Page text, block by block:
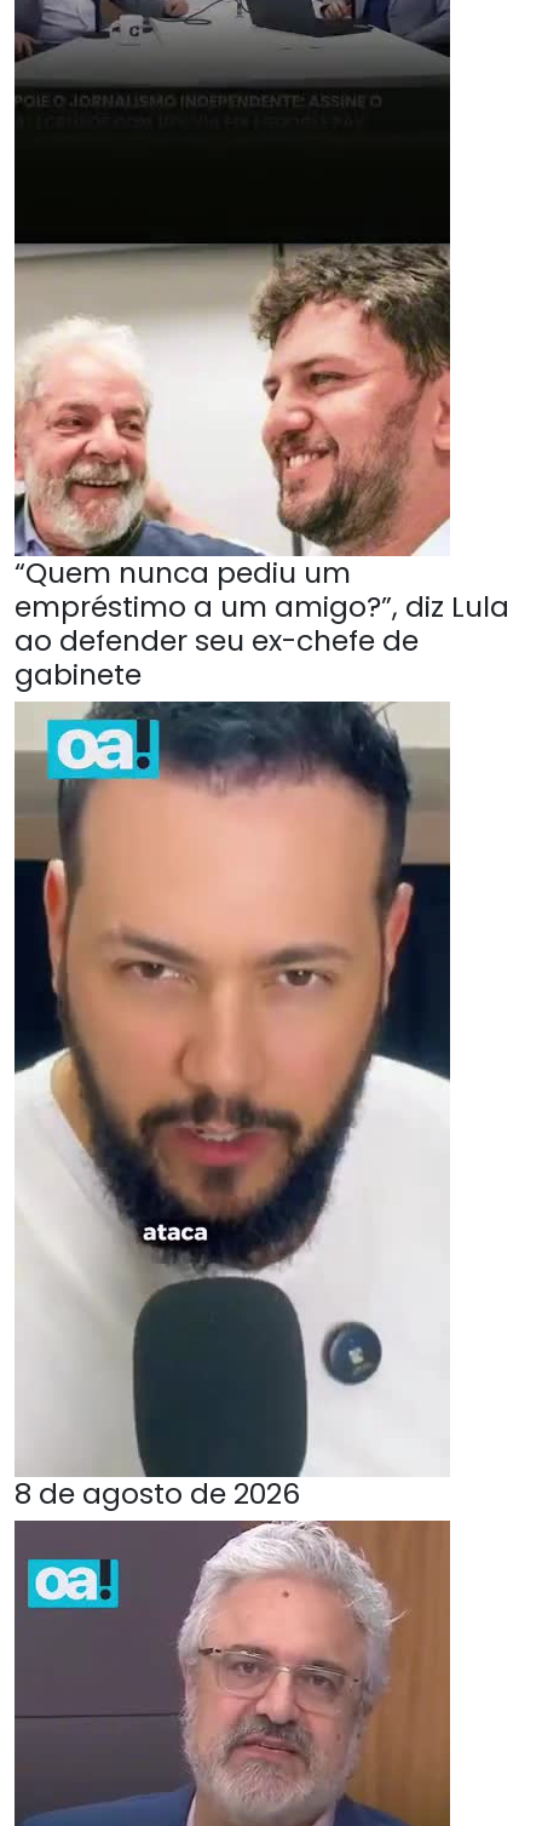
“Quem nunca pediu um
empréstimo a um amigo?”, diz Lula
ao defender seu ex-chefe de
gabinete
8 de agosto de 2026